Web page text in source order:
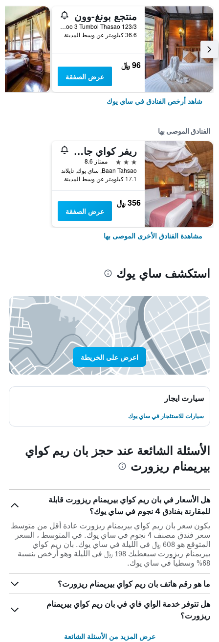
منتجع بونغ-وون
123/3 Moo 3 Tumbol Thasao, ساي يوك, تايلاند
36.6 كيلومتر عن وسط المدينة
96 ﷼
عرض الصفقة
شاهد أرخص الفنادق في ساي يوك
الفنادق الموصى بها
ريفر كواي جانجل رافتس
3 نجوم
ممتاز 8.6
Baan Tahsao, ساي يوك, تايلاند
17.1 كيلومتر عن وسط المدينة
356 ﷼
عرض الصفقة
مشاهدة الفنادق الأخرى الموصى بها
استكشف ساي يوك
اعرض على الخريطة
سيارت ايجار
سيارات للاستئجار في ساي يوك
الأسئلة الشائعة عند حجز بان ريم كواي
بيريمنام ريزورت
هل الأسعار في بان ريم كواي بيريمنام ريزورت قابلة
للمقارنة بفنادق 4 نجوم في ساي يوك؟
يكون سعر بان ريم كواي بيريمنام ريزورت عادة أقل من متوسط ​​
سعر فندق مصنف 4 نجوم في ساي يوك. في المتوسط ، السعر
المتوقع هو 608 ﷼ في الليلة في ساي يوك. بان ريم كواي
بيريمنام ريزورت سيعطيك 198 ﷼ في الليلة وهو أرخص بنسبة
68% وسطياً في ساي يوك.
ما هو رقم هاتف بان ريم كواي بيريمنام ريزورت؟
هل تتوفر خدمة الواي فاي في بان ريم كواي بيريمنام
ريزورت؟
عرض المزيد من الأسئلة الشائعة